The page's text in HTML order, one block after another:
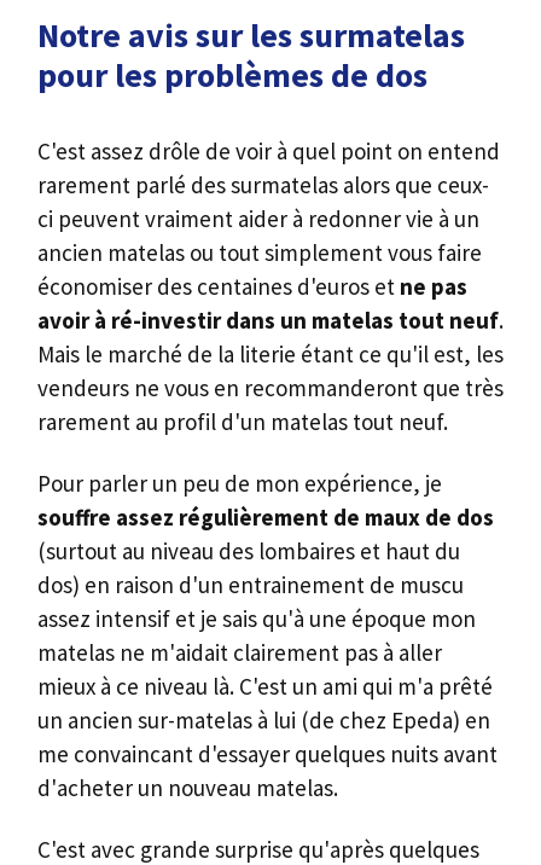
Notre avis sur les surmatelas
pour les problèmes de dos
C'est assez drôle de voir à quel point on entend
rarement parlé des surmatelas alors que ceux-
ci peuvent vraiment aider à redonner vie à un
ancien matelas ou tout simplement vous faire
économiser des centaines d'euros et ne pas
avoir à ré-investir dans un matelas tout neuf.
Mais le marché de la literie étant ce qu'il est, les
vendeurs ne vous en recommanderont que très
rarement au profil d'un matelas tout neuf.
Pour parler un peu de mon expérience, je
souffre assez régulièrement de maux de dos
(surtout au niveau des lombaires et haut du
dos) en raison d'un entrainement de muscu
assez intensif et je sais qu'à une époque mon
matelas ne m'aidait clairement pas à aller
mieux à ce niveau là. C'est un ami qui m'a prêté
un ancien sur-matelas à lui (de chez Epeda) en
me convaincant d'essayer quelques nuits avant
d'acheter un nouveau matelas.
C'est avec grande surprise qu'après quelques